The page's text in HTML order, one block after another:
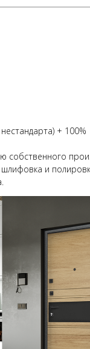
+ 100%
шлифовка и